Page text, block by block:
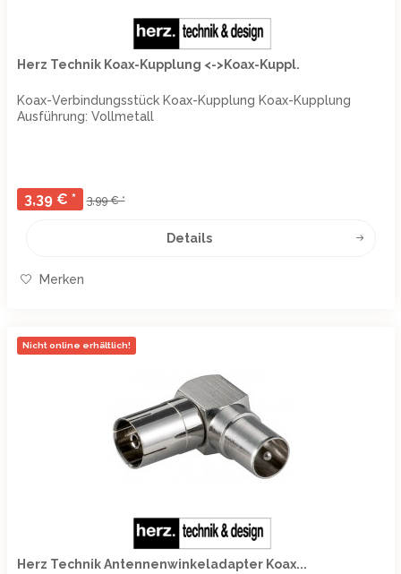
Herz Technik Koax-Kupplung <->Koax-Kuppl.
Koax-Verbindungsstück Koax-Kupplung Koax-Kupplung
Ausführung: Vollmetall
3,39 € * 3,99 € *
Details
Merken
Nicht online erhältlich!
Herz Technik Antennenwinkeladapter Koax...